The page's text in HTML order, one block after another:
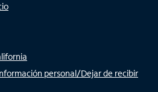
personal/Dejar de recibir